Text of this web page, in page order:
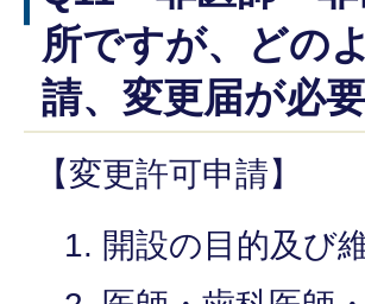
所ですが、どの
請、変更届が必
【変更許可申請】
開設の目的及び